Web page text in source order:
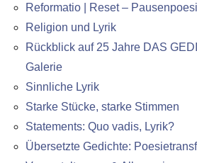
Reformatio | Reset –
Religion und Lyrik
Rückblick auf 25 Jahre DAS
Galerie
Sinnliche Lyrik
Starke Stücke, starke Stimmen
Statements: Quo vadis, Lyrik?
Übersetzte Gedichte: